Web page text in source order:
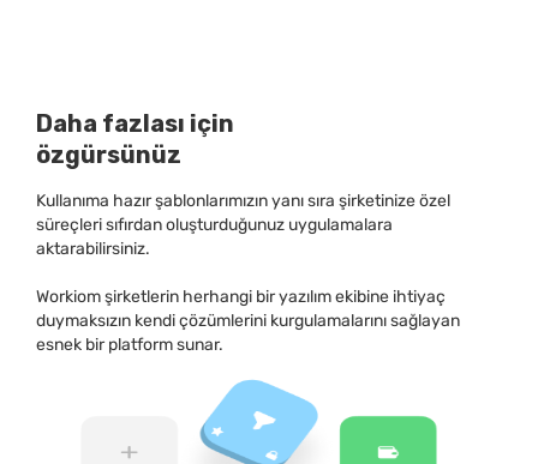
Daha fazlası için
özgürsünüz
Kullanıma hazır şablonlarımızın yanı sıra şirketinize özel
süreçleri sıfırdan oluşturduğunuz uygulamalara
aktarabilirsiniz.
Workiom şirketlerin herhangi bir yazılım ekibine ihtiyaç
duymaksızın kendi çözümlerini kurgulamalarını sağlayan
esnek bir platform sunar.